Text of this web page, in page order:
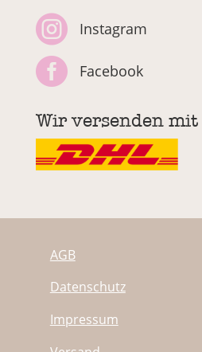
 Instagram
 Facebook
Wir versenden mit
AGB
Datenschutz
Impressum